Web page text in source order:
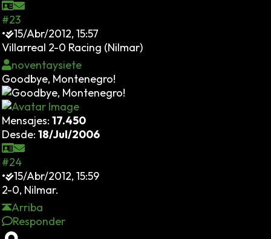
#23
•
15/Abr/2012, 15:57
Villarreal 2-0 Racing (Nilmar)
noventaysiete
Goodbye, Montenegro!
Mensajes: 17.450
Desde: 18/Jul/2006
#24
•
15/Abr/2012, 15:59
2-0, Nilmar.
Arriba
Responder